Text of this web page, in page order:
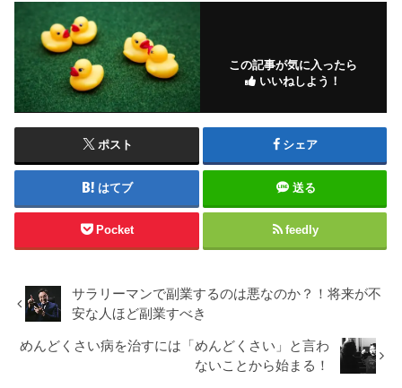
この記事が気に入ったら
いいねしよう！
ポスト シェア
はてブ 送る
Pocket feedly
サラリーマンで副業するのは悪なのか？！将来が不
安な人ほど副業すべき
めんどくさい病を治すには「めんどくさい」と言わ
ないことから始まる！